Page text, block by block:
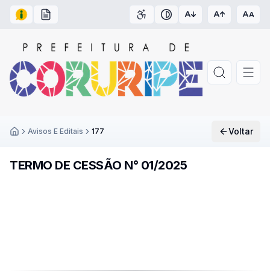
Acesso à Informação
Carta de Serviços Acessibilidade
Contraste
Avisos E Editais 177 Voltar
TERMO DE CESSÃO N° 01/2025